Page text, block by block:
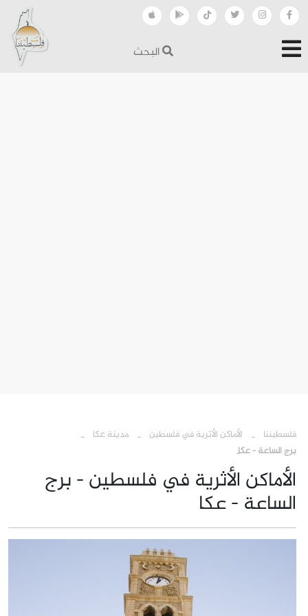
البحث
فلسطيننا الأماكن الأثرية في فلسطين مدينة عكا
برج الساعة - عكا
الأماكن الأثرية في فلسطين - برج
الساعة - عكا